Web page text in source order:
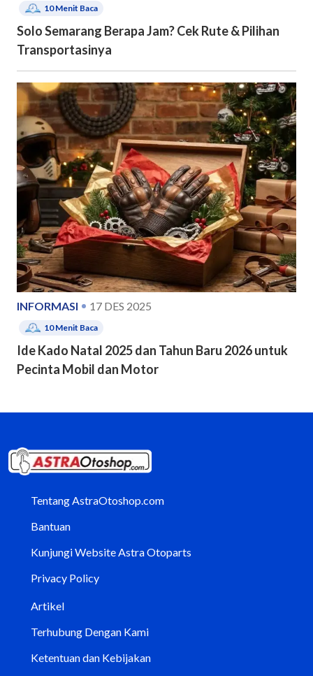
10Menit Baca
Solo Semarang Berapa Jam? Cek Rute & Pilihan
Transportasinya
INFORMASI 17 DES 2025
10Menit Baca
Ide Kado Natal 2025 dan Tahun Baru 2026 untuk
Pecinta Mobil dan Motor
Tentang AstraOtoshop.com
Bantuan
Kunjungi Website Astra Otoparts
Privacy Policy
Artikel
Terhubung Dengan Kami
Ketentuan dan Kebijakan